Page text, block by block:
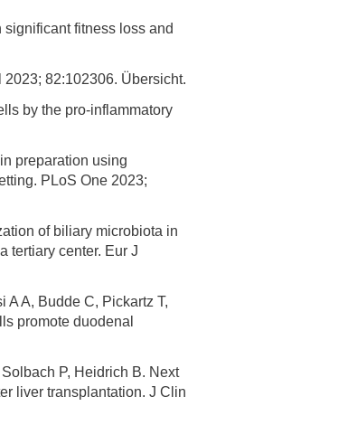
fitness loss and
82:102306. Übersicht.
by the pro-inflammatory
preparation using
PLoS One 2023;
of biliary microbiota in
tertiary center. Eur J
A, Budde C, Pickartz T,
promote duodenal
P, Heidrich B. Next
liver transplantation. J Clin